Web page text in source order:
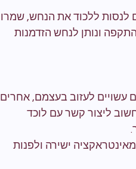
לנסות ללכוד את הנחש, שמרו
ונותן לנחש הזדמנות
עשויים לעזוב בעצמם, אחרים
ליצור קשר עם לוכד
ישירה ולפנות